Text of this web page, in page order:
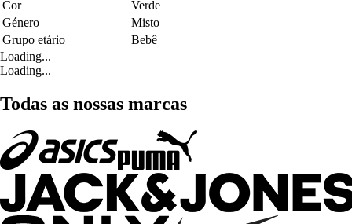
Cor
Verde
Género
Misto
Grupo etário
Bebê
Loading...
Loading...
Todas as nossas marcas